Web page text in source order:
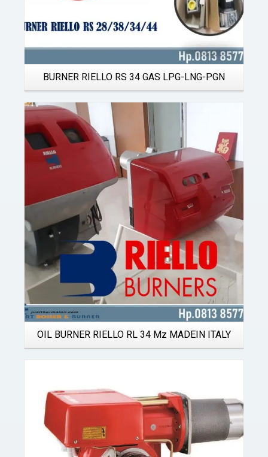
BURNER RIELLO RS 34 GAS LPG-LNG-PGN
Details
OIL BURNER RIELLO RL 34 Mz MADEIN ITALY
Details